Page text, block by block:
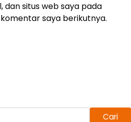
dan situs web saya pada
saya berikutnya.
Cari